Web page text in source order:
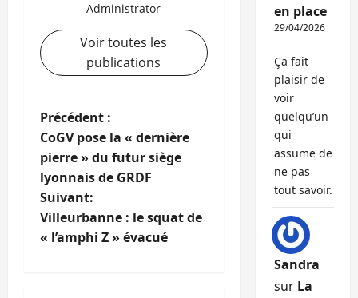
Administrator
Voir toutes les
publications
N
a
v
i
Précédent :
CoGV pose la « dernière
pierre » du futur siège
lyonnais de GRDF
Suivant:
Villeurbanne : le squat de
« l’amphi Z » évacué
en place
29/04/2026
Ça fait
plaisir de
voir
quelqu’un
qui
assume de
ne pas
tout savoir.
Sandra
sur La